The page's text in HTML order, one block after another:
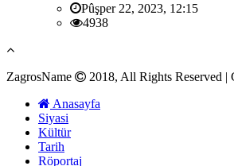
Pûşper 22, 2023, 12:15
4938
ZagrosName
2018, All Rights Reserved |
Anasayfa
Siyasi
Kültür
Tarih
Röportaj